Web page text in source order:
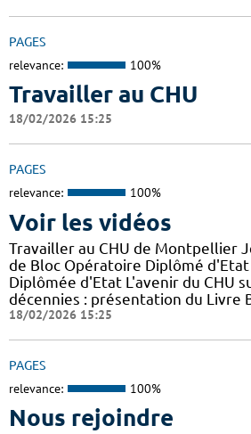
PAGES
relevance: 100%
Travailler au CHU
18/02/2026 15:25
PAGES
relevance: 100%
Voir les vidéos
Travailler au CHU de Montpellier
de Bloc Opératoire Diplômé
Diplômée d'Etat L'avenir du CHU
décennies : présentation du Livre
18/02/2026 15:25
PAGES
relevance: 100%
Nous rejoindre